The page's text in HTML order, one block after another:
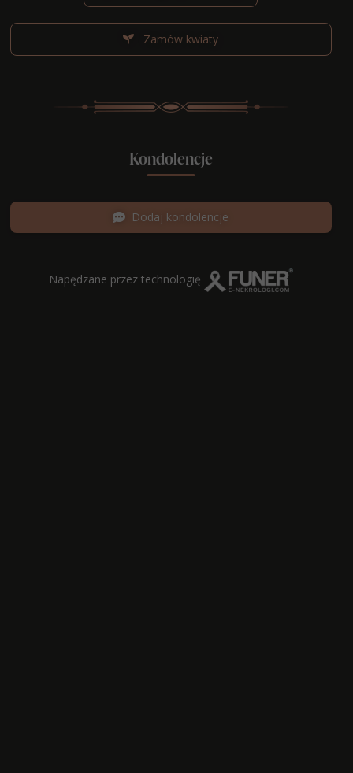
Zamów kwiaty
Kondolencje
Dodaj kondolencje
Napędzane przez technologię